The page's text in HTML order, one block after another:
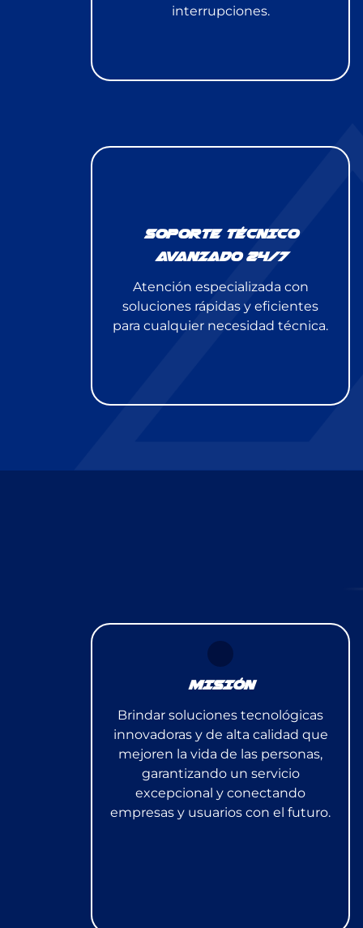
interrupciones.
SOPORTE TÉCNICO
AVANZADO 24/7
Atención especializada con
soluciones rápidas y eficientes
para cualquier necesidad técnica.
MISIÓN
Brindar soluciones tecnológicas
innovadoras y de alta calidad que
mejoren la vida de las personas,
garantizando un servicio
excepcional y conectando
empresas y usuarios con el futuro.